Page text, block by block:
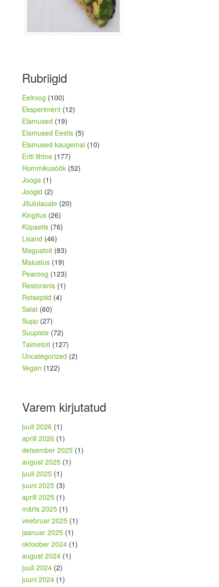
Rubriigid
Eelroog (100)
Eksperiment (12)
Elamused (19)
Elamused Eestis (5)
Elamused kaugemal (10)
Eriti lihtne (177)
Hommikusöök (52)
Jooga (1)
Joogid (2)
Jõululauale (20)
Kingitus (26)
Küpsetis (76)
Lisand (46)
Magustoit (83)
Maiustus (19)
Pearoog (123)
Restoranis (1)
Retseptid (4)
Salat (60)
Supp (27)
Suupiste (72)
Taimetoit (127)
Uncategorized (2)
Vegan (122)
Varem kirjutatud
juuli 2026 (1)
aprill 2026 (1)
detsember 2025 (1)
august 2025 (1)
juuli 2025 (1)
juuni 2025 (3)
aprill 2025 (1)
märts 2025 (1)
veebruar 2025 (1)
jaanuar 2025 (1)
oktoober 2024 (1)
august 2024 (1)
juuli 2024 (2)
juuni 2024 (1)